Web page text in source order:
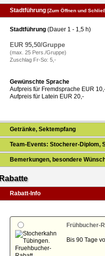
Stadtführung[Zum Öffnen und
Stadtführung (Dauer 1 - 1,5 h)
EUR 95,50/Gruppe
(max. 25 Pers./Gruppe)
Zuschlag Fr-So: 5,-
Gewünschte Sprache
Aufpreis für Fremdsprache EUR
Aufpreis für Latein EUR 20,-
Getränke, Sektempfang
Team-Events: Stocherer-Diplom,
Bemerkungen, besondere
Rabatte
Rabatt-Info
Frühbucher-
Bis 90 Tage